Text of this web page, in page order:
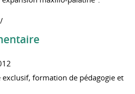
formation de pédagogie et